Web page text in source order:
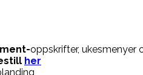
oppskrifter, ukesmenyer
her